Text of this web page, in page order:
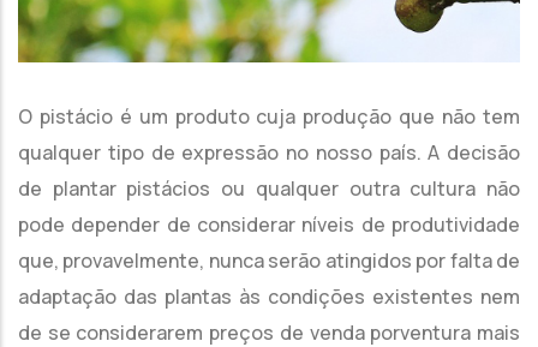
O pistácio é um produto cuja produção que não tem
qualquer tipo de expressão no nosso país. A decisão
de plantar pistácios ou qualquer outra cultura não
pode depender de considerar níveis de produtividade
que, provavelmente, nunca serão atingidos por falta de
adaptação das plantas às condições existentes nem
de se considerarem preços de venda porventura mais